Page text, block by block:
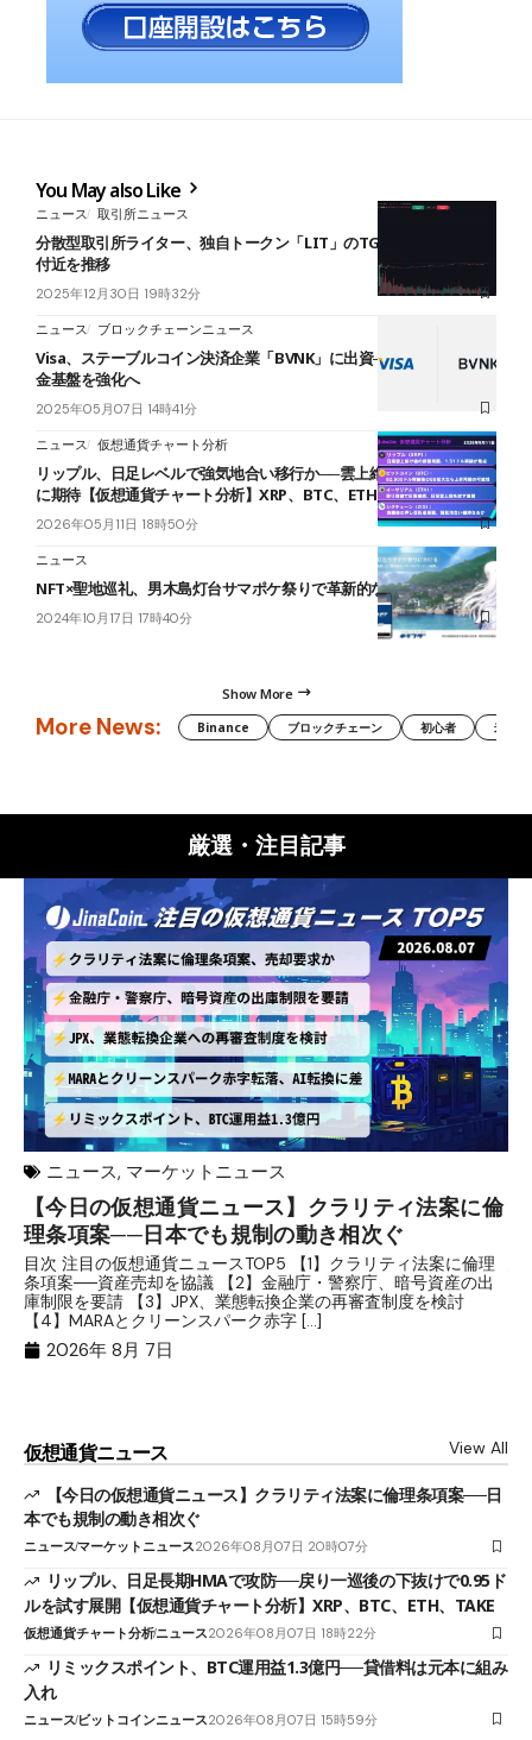
You May also Like
ニュース 取引所ニュース
分散型取引所ライター、独自トークン「LIT」のTGE実施──2.8ドル
付近を推移
2025年12月30日 19時32分
ニュース ブロックチェーンニュース
Visa、ステーブルコイン決済企業「BVNK」に出資──グローバル送
金基盤を強化へ
2025年05月07日 14時41分
ニュース 仮想通貨チャート分析
リップル、日足レベルで強気地合い移行か──雲上維持なら上昇継続
に期待【仮想通貨チャート分析】XRP、BTC、ETH、ZIG
2026年05月11日 18時50分
ニュース
NFT×聖地巡礼、男木島灯台サマポケ祭りで革新的な観光戦略を開始
2024年10月17日 17時40分
Show More
More News: Binance ブロックチェーン 初心者 米国
厳選・注目記事
ニュース, マーケットニュース
【今日の仮想通貨ニュース】クラリティ法案に倫
理条項案──日本でも規制の動き相次ぐ
目次 注目の仮想通貨ニュースTOP5 【1】クラリティ法案に倫理
条項案──資産売却を協議 【2】金融庁・警察庁、暗号資産の出
庫制限を要請 【3】JPX、業態転換企業の再審査制度を検討
【4】MARAとクリーンスパーク赤字 […]
2026年 8月 7日
仮想通貨ニュース View All
【今日の仮想通貨ニュース】クラリティ法案に倫理条項案──日
本でも規制の動き相次ぐ
ニュースマーケットニュース2026年08月07日 20時07分
リップル、日足長期HMAで攻防──戻り一巡後の下抜けで0.95ド
ルを試す展開【仮想通貨チャート分析】XRP、BTC、ETH、TAKE
仮想通貨チャート分析ニュース2026年08月07日 18時22分
リミックスポイント、BTC運用益1.3億円──貸借料は元本に組み
入れ
ニュースビットコインニュース2026年08月07日 15時59分